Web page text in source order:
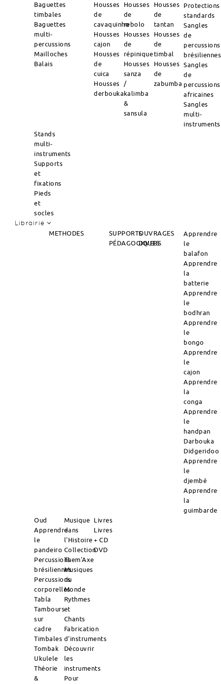
Baguettes
timbales
Baguettes
multi-
percussions
Mailloches
Balais
Housses
de
cavaquinho
Housses
cajon
Housses
de
cuica
Housses
derbouka
Housses
de
rebolo
Housses
de
répinique
Housses
sanza
/
kalimba
&
sansula
Housses
de
tantan
Housses
de
timbal
Housses
de
zabumba
Protections
standards
Sangles
de
percussions
brésiliennes
Sangles
de
percussions
africaines
Sangles
multi-
instruments
Stands
multi-
instruments
Supports
et
fixations
Pieds
et
socles
Librairie
METHODES
SUPPORTS
PÉDAGOGIQUES
OUVRAGES
DIVERS
Apprendre
le
balafon
Apprendre
la
batterie
Apprendre
le
bodhran
Apprendre
le
bongo
Apprendre
le
cajon
Apprendre
la
conga
Apprendre
le
handpan
Darbouka
Didgeridoo
Apprendre
le
djembé
Apprendre
la
guimbarde
Oud
Apprendre
le
pandeiro
Percussions
brésiliennes
Percussions
corporelles
Tabla
Tambours
sur
cadre
Timbales
Tombak
Ukulele
Théorie
&
Musique
dans
l'Histoire
Collection
Them'Axe
Musiques
du
Monde
Rythmes
et
Chants
Fabrication
d'instruments
Découvrir
les
instruments
Pour
Livres
Livres
+ CD
DVD